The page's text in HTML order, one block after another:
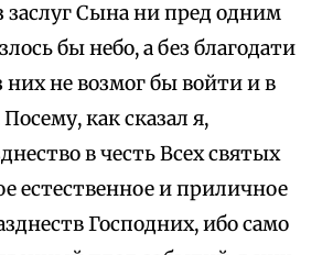
заслуг Сына ни пред одним
бы небо, а без благодати
них не возмог бы войти и в
как сказал я,
в честь Всех святых
естественное и приличное
Господних, ибо само